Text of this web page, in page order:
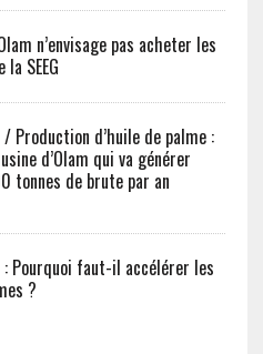
n’envisage pas acheter les
SEEG
/ Production d’huile de palme :
d’Olam qui va générer
tonnes de brute par an
: Pourquoi faut-il accélérer les
?